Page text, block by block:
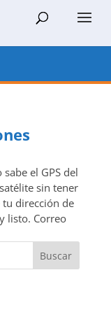
el GPS del
sin tener
dirección de
listo. Correo